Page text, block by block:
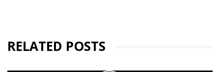
RELATED POSTS